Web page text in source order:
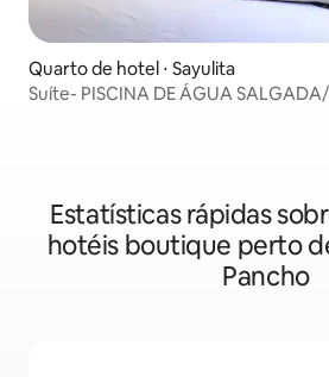
Quarto de hotel ⋅ Sayulita
Suíte- PISCINA DE ÁGUA
Estatísticas rápidas
hotéis boutique perto
Pancho